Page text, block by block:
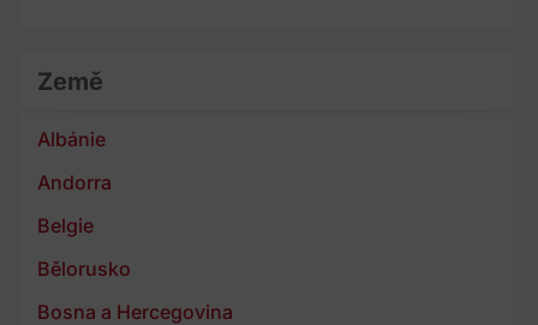
Země
Albánie
Andorra
Belgie
Bělorusko
Bosna a Hercegovina